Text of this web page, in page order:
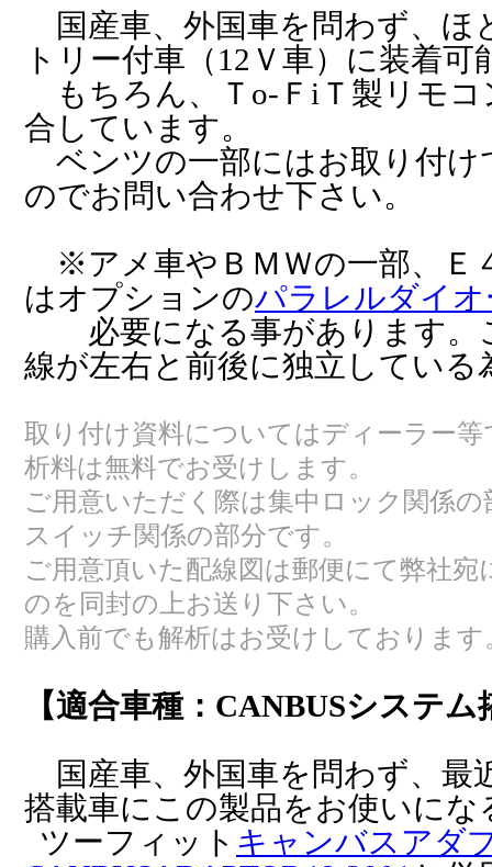
国産車、外国車を問わず、ほ
トリー付車（12Ｖ車）に装着可
もちろん、Ｔo-ＦiＴ製リモコ
合しています。
ベンツの一部にはお取り付け
のでお問い合わせ下さい。
※アメ車やＢＭＷの一部、Ｅ
はオプションのパラレルダイ
必要になる事があります。
線が左右と前後に独立している
取り付け資料についてはディーラー
析料は無料でお受けします。
ご用意いただく際は集中ロック関係
スイッチ関係の部分です。
ご用意頂いた配線図は郵便にて弊社
のを同封の上お送り下さい。
購入前でも解析はお受けしております
【適合車種：CANBUSシステム
国産車、外国車を問わず、最
搭載車にこの製品をお使いにな
ツーフィット キャンバスアダ